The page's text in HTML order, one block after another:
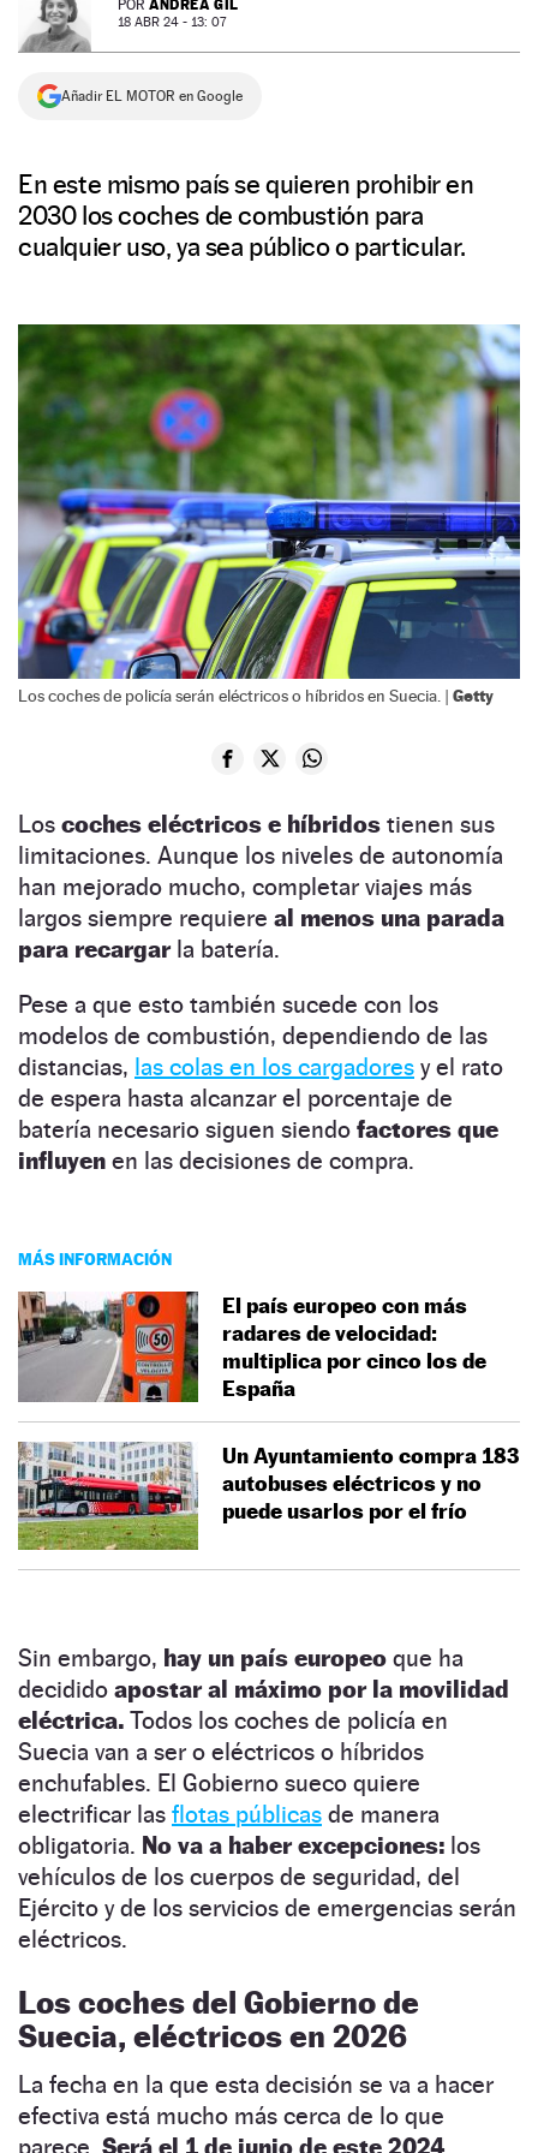
NEWSLETTER
SÍGUENOS
POR ANDREA GIL
18 ABR 24 - 13: 07
Añadir EL MOTOR en Google
En este mismo país se quieren prohibir en
2030 los coches de combustión para
cualquier uso, ya sea público o particular.
Los coches de policía serán eléctricos o híbridos en Suecia. | Getty
Los coches eléctricos e híbridos tienen sus
limitaciones. Aunque los niveles de autonomía
han mejorado mucho, completar viajes más
largos siempre requiere al menos una parada
para recargar la batería.
Pese a que esto también sucede con los
modelos de combustión, dependiendo de las
distancias, las colas en los cargadores y el rato
de espera hasta alcanzar el porcentaje de
batería necesario siguen siendo factores que
influyen en las decisiones de compra.
MÁS INFORMACIÓN
El país europeo con más
radares de velocidad:
multiplica por cinco los de
España
Un Ayuntamiento compra 183
autobuses eléctricos y no
puede usarlos por el frío
Sin embargo, hay un país europeo que ha
decidido apostar al máximo por la movilidad
eléctrica. Todos los coches de policía en
Suecia van a ser o eléctricos o híbridos
enchufables. El Gobierno sueco quiere
electrificar las flotas públicas de manera
obligatoria. No va a haber excepciones: los
vehículos de los cuerpos de seguridad, del
Ejército y de los servicios de emergencias serán
eléctricos.
Los coches del Gobierno de
Suecia, eléctricos en 2026
La fecha en la que esta decisión se va a hacer
efectiva está mucho más cerca de lo que
parece. Será el 1 de junio de este 2024